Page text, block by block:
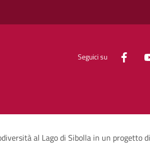
Seguici su
al Lago di Sibolla in un progetto